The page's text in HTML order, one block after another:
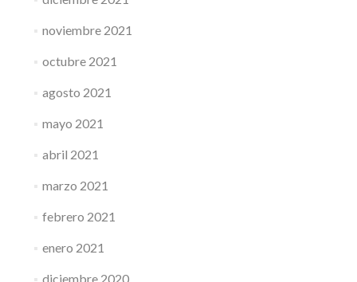
noviembre 2021
octubre 2021
agosto 2021
mayo 2021
abril 2021
marzo 2021
febrero 2021
enero 2021
diciembre 2020